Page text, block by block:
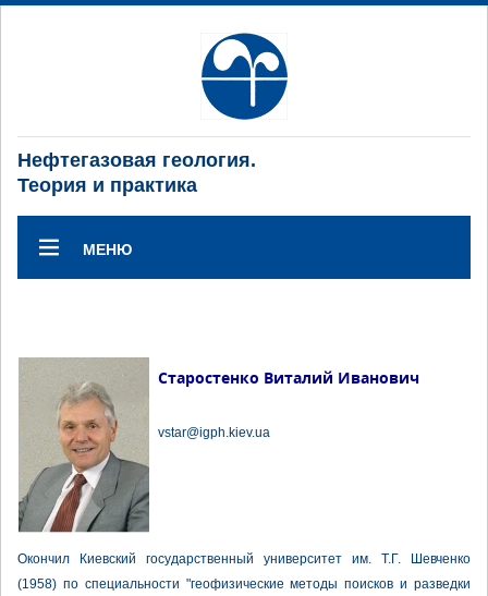
Нефтегазовая геология.
Теория и практика
МЕНЮ
Старостенко Виталий Иванович
vstar@igph.kiev.ua
Окончил Киевский государственный университет им. Т.Г. Шевченко
(1958) по специальности "геофизические методы поисков и разведки